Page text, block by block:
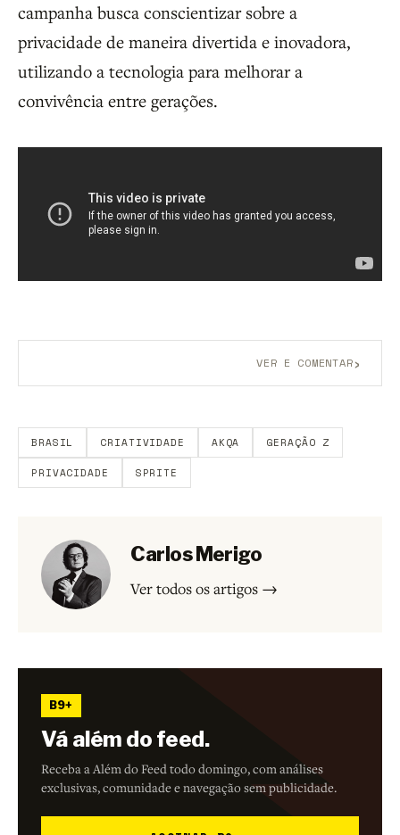
campanha busca conscientizar sobre a
privacidade de maneira divertida e inovadora,
utilizando a tecnologia para melhorar a
convivência entre gerações.
VER E COMENTAR›
BRASIL CRIATIVIDADE AKQA GERAÇÃO Z
PRIVACIDADE SPRITE
Carlos Merigo
Ver todos os artigos →
B9+
Vá além do feed.
Receba a Além do Feed todo domingo, com análises
exclusivas, comunidade e navegação sem publicidade.